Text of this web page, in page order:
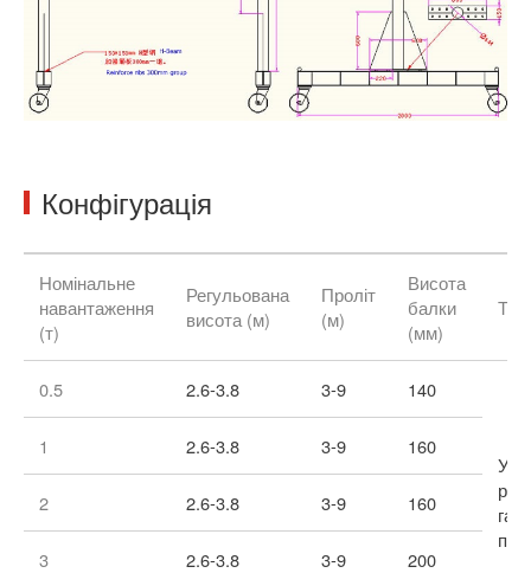
Конфігурація
Номінальне
навантаження
(т)
Регульована
висота (м)
Проліт
(м)
Висота
балки
(мм)
0.5 2.6-3.8 3-9 140
1 2.6-3.8 3-9 160
2 2.6-3.8 3-9 160
3 2.6-3.8 3-9 200